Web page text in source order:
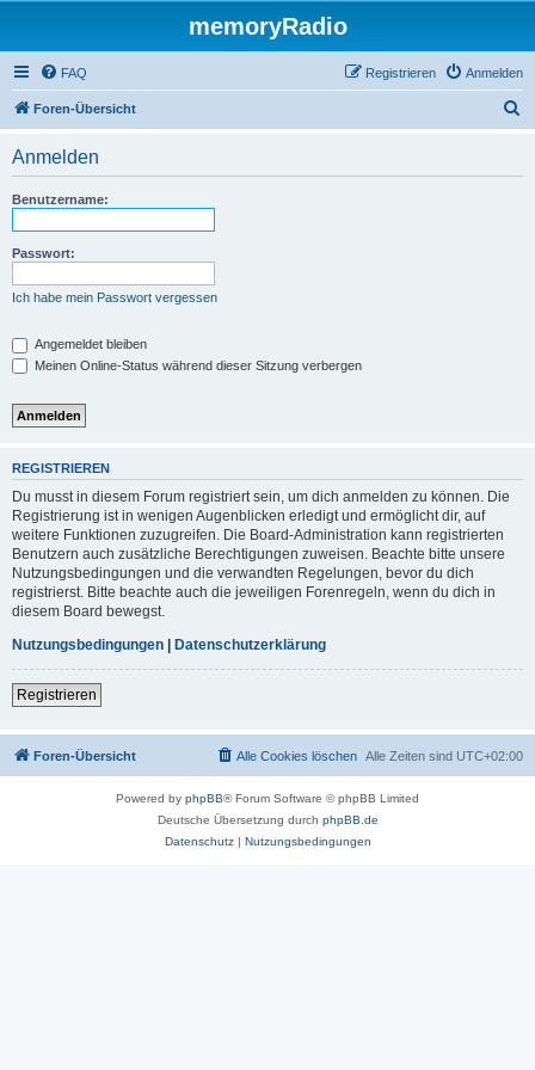
memoryRadio
FAQ Anmelden
Registrieren
Foren-Übersicht
Anmelden
Benutzername:
Passwort:
Ich habe mein Passwort vergessen
Angemeldet bleiben
Meinen Online-Status während dieser Sitzung verbergen
REGISTRIEREN
Du musst in diesem Forum registriert sein, um dich anmelden zu können. Die
Registrierung ist in wenigen Augenblicken erledigt und ermöglicht dir, auf
weitere Funktionen zuzugreifen. Die Board-Administration kann registrierten
Benutzern auch zusätzliche Berechtigungen zuweisen. Beachte bitte unsere
Nutzungsbedingungen und die verwandten Regelungen, bevor du dich
registrierst. Bitte beachte auch die jeweiligen Forenregeln, wenn du dich in
diesem Board bewegst.
Nutzungsbedingungen | Datenschutzerklärung
Registrieren
Foren-Übersicht Alle Zeiten sind UTC+02:00
Alle Cookies löschen
Powered by phpBB® Forum Software © phpBB Limited
Deutsche Übersetzung durch phpBB.de
Datenschutz| Nutzungsbedingungen